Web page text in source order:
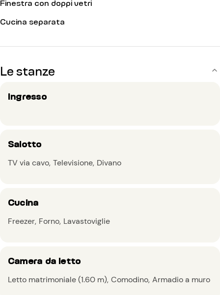
Cucina separata
Le stanze
Ingresso
Salotto
TV via cavo Televisione Divano
Cucina
Freezer Forno Lavastoviglie
Camera da letto
Letto matrimoniale (1.60 m) Comodino Armadio a muro